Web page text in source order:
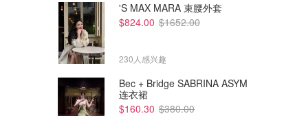
厨房清洁海绵 10片防刮擦
$84.00
80片
'S MAX MARA 束腰外套
$824.00 $1652.00
230人感兴趣
Bec + Bridge SABRINA ASYM
连衣裙
$160.30 $380.00